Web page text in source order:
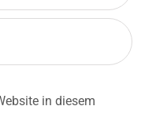
in diesem